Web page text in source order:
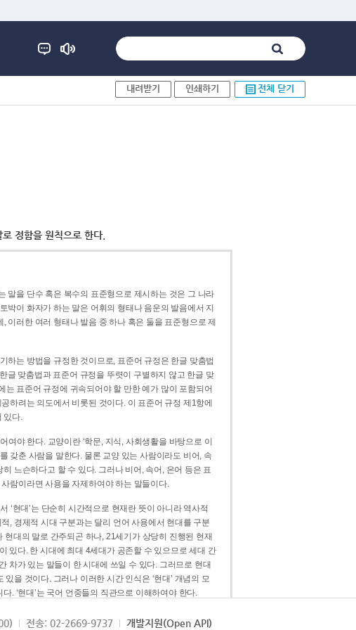
내려받기 인쇄하기 전체 닫기
정함을 원칙으로 한다.
말을 단수 혹은 복수의 표준형으로 제시하는 것은 그 나라
박이 화자가 하는 말은 어휘의 형태나 음운의 발음에서 지
이러한 여러 형태나 발음 중 하나 혹은 둘을 표준형으로 제
하는 방법을 규정한 것이므로, 표준어 규정은 한글 맞춤법
글 맞춤법과 표준어 규정을 뚜렷이 구별하지 않고 한글 맞
표준어 규정에 귀속되어야 할 만한 예가 많이 포함되어
하려는 의도에서 비롯된 것이다. 이 표준어 규정 제1항에
있다.
야 한다. 교양이란 ‘학문, 지식, 사회생활을 바탕으로 이
갖춘 사람을 말한다. 물론 교양 있는 사람이라도 비어, 속
느슨하다고 할 수 있다. 그러나 비어, 속어, 은어 등은 표
람이라면 사용을 자제하여야 하는 말들이다.
‘현대’는 단순히 시간적으로 현재란 뜻이 아니라 역사적
, 경제적 시대 구분과는 달리 언어 사용에서 현대를 구분
대의 말로 간주되곤 하나, 21세기가 상당히 진행된 현재
있다. 한 시대에 최대 4세대가 공존할 수 있으므로 세대 간
차가 있는 말들이 한 시대에 쓰일 수 있다. 그러므로 현대
을 것이다. 그러나 이러한 시간 인식은 ‘현대’ 개념의 모
. ‘현대’는 국어 언중들의 직관으로 이해하여야 한다.
어의 공용어적 성격을 가장 크게 드러내 주는 기준이다.
전송: 02-2669-9737 개발지원(Open API)